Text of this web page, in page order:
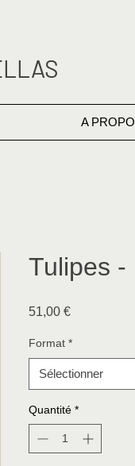
A
Tulipes -
51,00 €Prix
Format *
Sélectionner
Quantité *